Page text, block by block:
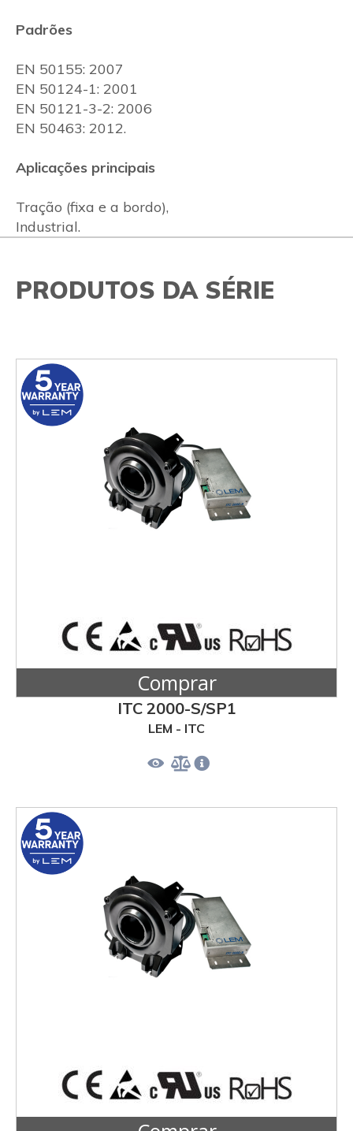
Padrões
EN 50155: 2007
EN 50124-1: 2001
EN 50121-3-2: 2006
EN 50463: 2012.
Aplicações principais
Tração (fixa e a bordo),
Industrial.
PRODUTOS DA SÉRIE
Comprar
ITC 2000-S/SP1
LEM - ITC